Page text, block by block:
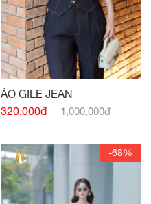
ÁO GILE JEAN
320,000đ
1,000,000đ
-68%